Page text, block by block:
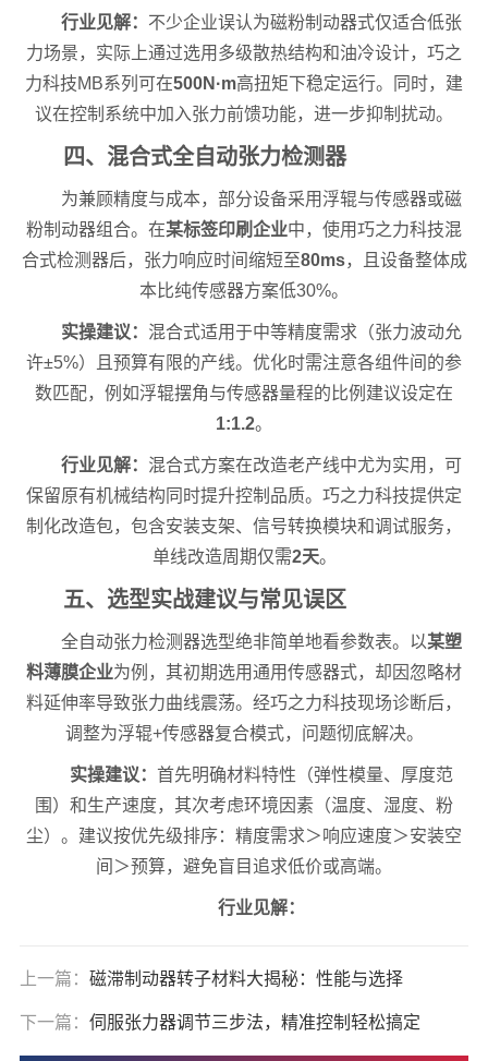
行业见解： 不少企业误认为磁粉制动器式仅适合低张
力场景，实际上通过选用多级散热结构和油冷设计，巧之
力科技MB系列可在500N·m高扭矩下稳定运行。同时，建
议在控制系统中加入张力前馈功能，进一步抑制扰动。
四、混合式全自动张力检测器
为兼顾精度与成本，部分设备采用浮辊与传感器或磁
粉制动器组合。在某标签印刷企业中，使用巧之力科技混
合式检测器后，张力响应时间缩短至80ms，且设备整体成
本比纯传感器方案低30%。
实操建议： 混合式适用于中等精度需求（张力波动允
许±5%）且预算有限的产线。优化时需注意各组件间的参
数匹配，例如浮辊摆角与传感器量程的比例建议设定在
1:1.2。
行业见解： 混合式方案在改造老产线中尤为实用，可
保留原有机械结构同时提升控制品质。巧之力科技提供定
制化改造包，包含安装支架、信号转换模块和调试服务，
单线改造周期仅需2天。
五、选型实战建议与常见误区
全自动张力检测器选型绝非简单地看参数表。以某塑
料薄膜企业为例，其初期选用通用传感器式，却因忽略材
料延伸率导致张力曲线震荡。经巧之力科技现场诊断后，
调整为浮辊+传感器复合模式，问题彻底解决。
实操建议： 首先明确材料特性（弹性模量、厚度范
围）和生产速度，其次考虑环境因素（温度、湿度、粉
尘）。建议按优先级排序：精度需求＞响应速度＞安装空
间＞预算，避免盲目追求低价或高端。
行业见解：
上一篇： 磁滞制动器转子材料大揭秘：性能与选择
下一篇： 伺服张力器调节三步法，精准控制轻松搞定